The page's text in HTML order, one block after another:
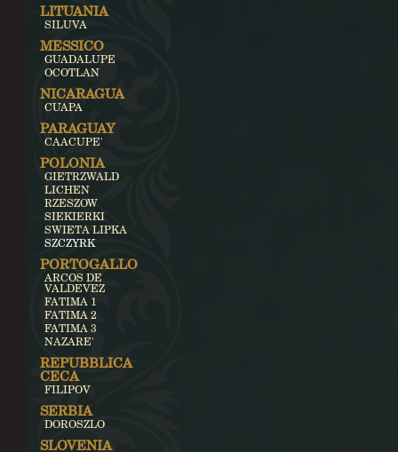
LITUANIA
SILUVA
MESSICO
GUADALUPE
OCOTLAN
NICARAGUA
CUAPA
PARAGUAY
CAACUPE'
POLONIA
GIETRZWALD
LICHEN
RZESZOW
SIEKIERKI
SWIETA LIPKA
SZCZYRK
PORTOGALLO
ARCOS DE
VALDEVEZ
FATIMA 1
FATIMA 2
FATIMA 3
NAZARE'
REPUBBLICA
CECA
FILIPOV
SERBIA
DOROSZLO
SLOVENIA